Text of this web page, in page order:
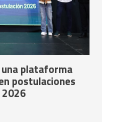
plataforma
postulaciones
2026